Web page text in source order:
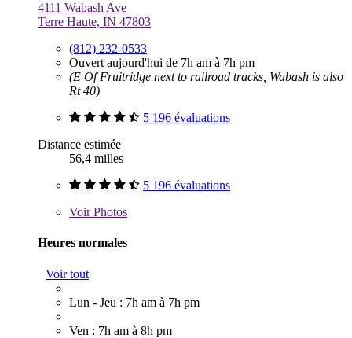
4111 Wabash Ave
Terre Haute, IN 47803
(812) 232-0533
Ouvert aujourd'hui de 7h am à 7h pm
(E Of Fruitridge next to railroad tracks, Wabash is also
Rt 40)
5 196 évaluations
Distance estimée
56,4 milles
5 196 évaluations
VoirPhotos
Heures normales
Voir tout
Lun - Jeu : 7h am à 7h pm
Ven : 7h am à 8h pm